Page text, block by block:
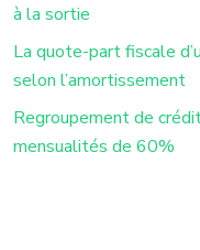
à la sortie
La quote-part fiscale
selon l’amortissement
Regroupement de
mensualités de 60%